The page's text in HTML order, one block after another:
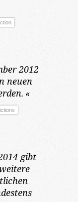
2012
neuen
«
gibt